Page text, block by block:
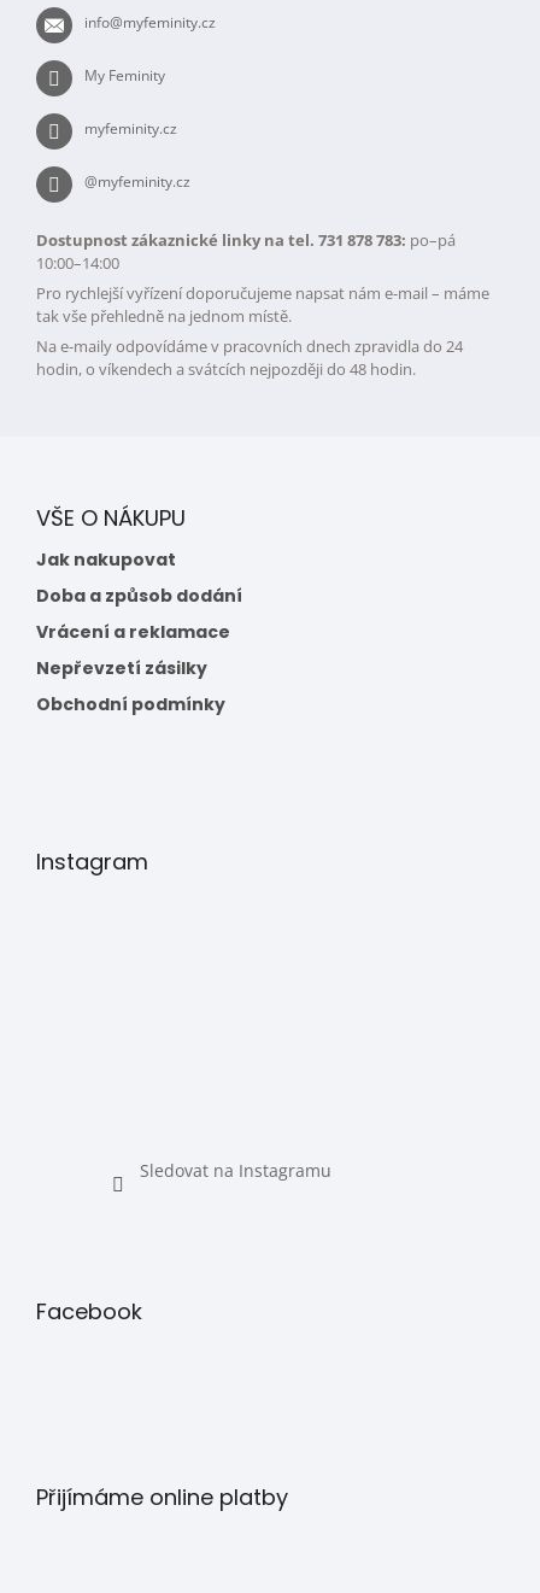
info@myfeminity.cz
My Feminity
myfeminity.cz
@myfeminity.cz
Dostupnost zákaznické linky na tel. 731 878 783: po–pá
10:00–14:00
Pro rychlejší vyřízení doporučujeme napsat nám e-mail – máme
tak vše přehledně na jednom místě.
Na e-maily odpovídáme v pracovních dnech zpravidla do 24
hodin, o víkendech a svátcích nejpozději do 48 hodin.
VŠE O NÁKUPU
Jak nakupovat
Doba a způsob dodání
Vrácení a reklamace
Nepřevzetí zásilky
Obchodní podmínky
Instagram
Sledovat na Instagramu
Facebook
Přijímáme online platby